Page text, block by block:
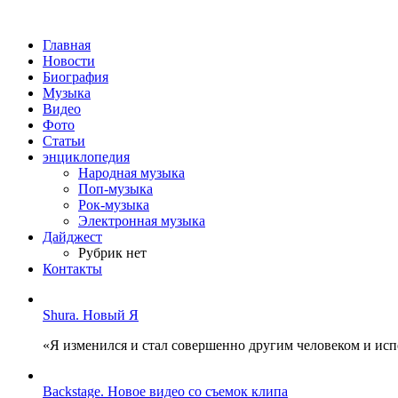
Главная
Новости
Биография
Музыка
Видео
Фото
Статьи
энциклопедия
Народная музыка
Поп-музыка
Рок-музыка
Электронная музыка
Дайджест
Рубрик нет
Контакты
Shura. Новый Я
«Я изменился и стал совершенно другим человеком и
Backstage. Новое видео со съемок клипа